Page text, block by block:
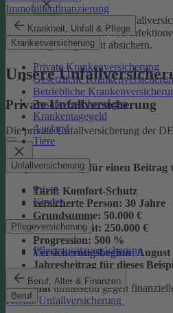
Immobilienfinanzierung
Krankheit, Unfall & Pflege
Krankenversicherung
Private Krankenversicherung
Gesetzliche
Betriebliche
Zusatzversicherungen
Krankentagegeld
Ausland
Tiere
Unfallversicherung
Privat
Kinder
Pflegeversicherung
Pflegezusatzversicherung
Beruf, Alter & Finanzen
Beruf
Mit der Junior-Plus-
sowie die Folgen von
Vergiftungen mit absichern.
Unsere
Private Unfallversicherung
Die private Unfallversicherung der
Beispielrechnung für einen
Tarif: Komfort-Schutz
versicherte Person: 30 Jahre
Grundsumme: 50.000 €
Vollinvalidität: 250.000 €
Progression: 500 %
Versicherungsbeginn:August
Jahresbeitrag für dieses
im Monatumfassend gegen
Private Unfallversicherung